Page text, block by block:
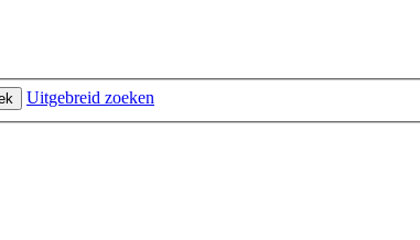
Uitgebreid zoeken